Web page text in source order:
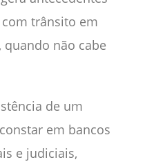
trânsito em
quando não cabe
de um
em bancos
e judiciais,